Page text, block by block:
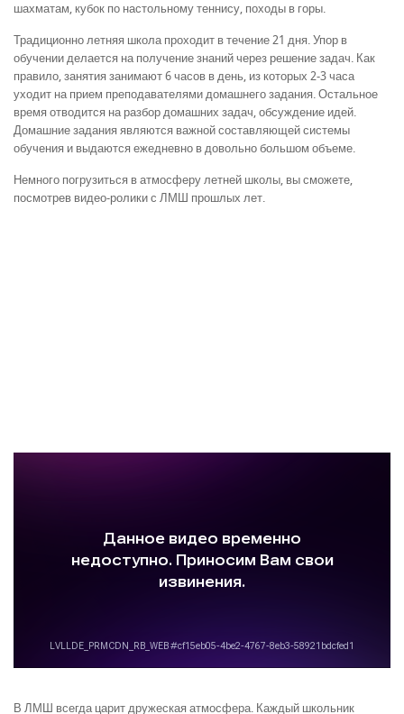
шахматам, кубок по настольному теннису, походы в горы.
Традиционно летняя школа проходит в течение 21 дня. Упор в
обучении делается на получение знаний через решение задач. Как
правило, занятия занимают 6 часов в день, из которых 2-3 часа
уходит на прием преподавателями домашнего задания. Остальное
время отводится на разбор домашних задач, обсуждение идей.
Домашние задания являются важной составляющей системы
обучения и выдаются ежедневно в довольно большом объеме.
Немного погрузиться в атмосферу летней школы, вы сможете,
посмотрев видео-ролики с ЛМШ прошлых лет.
В ЛМШ всегда царит дружеская атмосфера. Каждый школьник